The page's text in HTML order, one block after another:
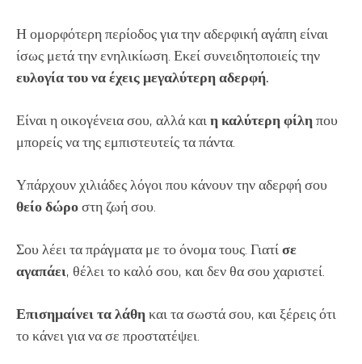
Η ομορφότερη περίοδος για την αδερφική αγάπη είναι
ίσως μετά την ενηλικίωση. Εκεί συνειδητοποιείς την
ευλογία του να έχεις μεγαλύτερη αδερφή.
Είναι η οικογένεια σου, αλλά καιη καλύτερη φίληπου
μπορείς να της εμπιστευτείς τα πάντα.
Υπάρχουν χιλιάδες λόγοι που κάνουν την αδερφή σου
θείο δώροστη ζωή σου.
Σου λέει τα πράγματα με το όνομα τους. Γιατίσε
αγαπάει, θέλει το καλό σου, και δεν θα σου χαριστεί.
Επισημαίνει τα λάθηκαι τα σωστά σου, και ξέρεις ότι
το κάνει για να σε προστατέψει.